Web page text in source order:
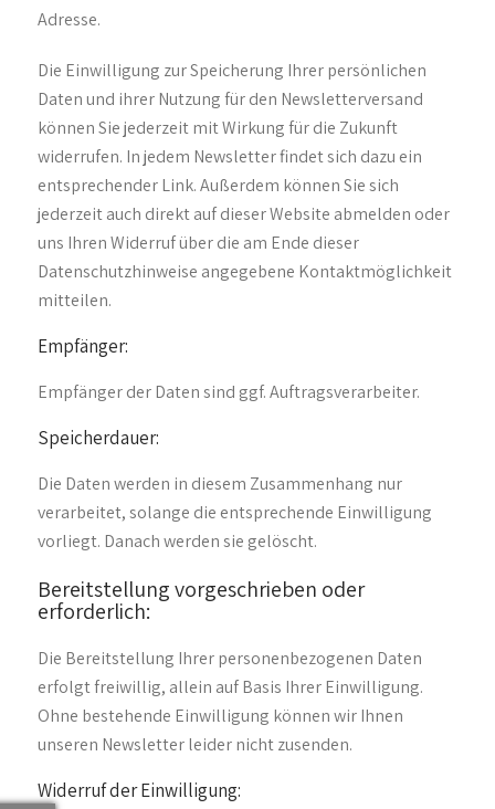
Adresse.
Die Einwilligung zur Speicherung Ihrer persönlichen
Daten und ihrer Nutzung für den Newsletterversand
können Sie jederzeit mit Wirkung für die Zukunft
widerrufen. In jedem Newsletter findet sich dazu ein
entsprechender Link. Außerdem können Sie sich
jederzeit auch direkt auf dieser Website abmelden oder
uns Ihren Widerruf über die am Ende dieser
Datenschutzhinweise angegebene Kontaktmöglichkeit
mitteilen.
Empfänger:
Empfänger der Daten sind ggf. Auftragsverarbeiter.
Speicherdauer:
Die Daten werden in diesem Zusammenhang nur
verarbeitet, solange die entsprechende Einwilligung
vorliegt. Danach werden sie gelöscht.
Bereitstellung vorgeschrieben oder
erforderlich:
Die Bereitstellung Ihrer personenbezogenen Daten
erfolgt freiwillig, allein auf Basis Ihrer Einwilligung.
Ohne bestehende Einwilligung können wir Ihnen
unseren Newsletter leider nicht zusenden.
Widerruf der Einwilligung: